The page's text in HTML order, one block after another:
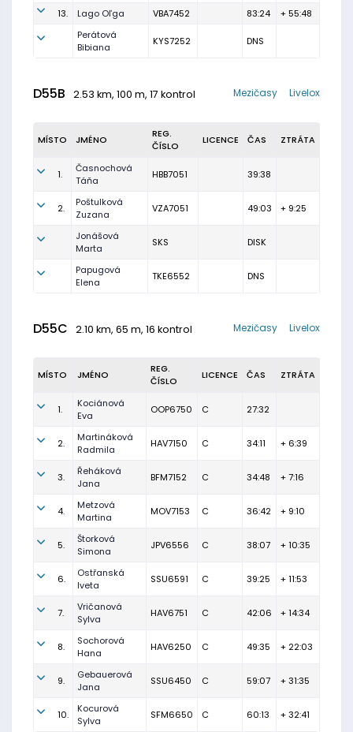
13. Lago Oľga VBA7452 83:24
+ 55:48
Perátová
Bibiana
KYS7252 DNS
D55B 2.53 km, 100 m, 17 kontrol Livelox
Mezičasy
MÍSTO JMÉNO
REG.
ČÍSLO
LICENCE ČAS ZTRÁTA
1.
Časnochová
Táňa
HBB7051 39:38
2.
Poštulková
Zuzana
VZA7051 49:03 + 9:25
Jonášová
Marta
SKS DISK
Papugová
Elena
TKE6552 DNS
D55C 2.10 km, 65 m, 16 kontrol Livelox
Mezičasy
MÍSTO JMÉNO
REG.
ČÍSLO
LICENCE ČAS ZTRÁTA
1.
Kociánová
Eva
OOP6750 C 27:32
2.
Martináková
Radmila
HAV7150 C 34:11 + 6:39
3.
Řeháková
Jana
BFM7152 C 34:48 + 7:16
4.
Metzová
Martina
MOV7153 C 36:42 + 9:10
5.
Štorková
Simona
JPV6556 C 38:07 + 10:35
6.
Ostřanská
Iveta
SSU6591 C 39:25 + 11:53
7.
Vričanová
Sylva
HAV6751 C 42:06 + 14:34
8.
Sochorová
Hana
HAV6250 C 49:35 + 22:03
9.
Gebauerová
Jana
SSU6450 C 59:07 + 31:35
10.
Kocurová
Sylva
SFM6650 C 60:13 + 32:41